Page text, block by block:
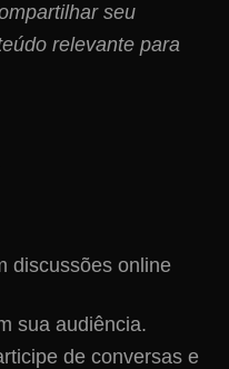
seu
relevante para
discussões online
sua audiência.
de conversas e